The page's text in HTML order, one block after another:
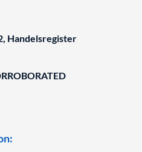
Handelsregister